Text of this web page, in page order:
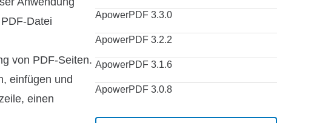
Datei
von PDF-Seiten.
einfügen und
einen
ApowerPDF 3.3.0
ApowerPDF 3.2.2
ApowerPDF 3.1.6
ApowerPDF 3.0.8